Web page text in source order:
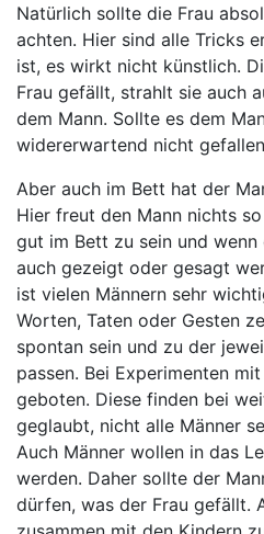
Natürlich sollte die Frau
achten. Hier sind alle Tricks
ist, es wirkt nicht künstlich.
Frau gefällt, strahlt sie auch
dem Mann. Sollte es dem
widererwartend nicht
Aber auch im Bett hat der
Hier freut den Mann nichts
gut im Bett zu sein und
auch gezeigt oder gesagt
ist vielen Männern sehr
Worten, Taten oder Gesten
spontan sein und zu der
passen. Bei Experimenten
geboten. Diese finden bei
geglaubt, nicht alle Männer
Auch Männer wollen in das
werden. Daher sollte der
dürfen, was der Frau gefällt.